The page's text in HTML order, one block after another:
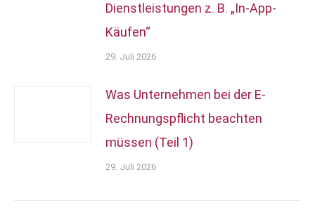
Dienstleistungen z. B. „In-App-
Käufen“
29. Juli 2026
Was Unternehmen bei der E-
Rechnungspflicht beachten
müssen (Teil 1)
29. Juli 2026